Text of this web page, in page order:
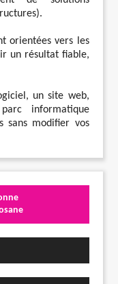
orientées vers les
un résultat fiable,
un site web,
informatique
sans modifier vos